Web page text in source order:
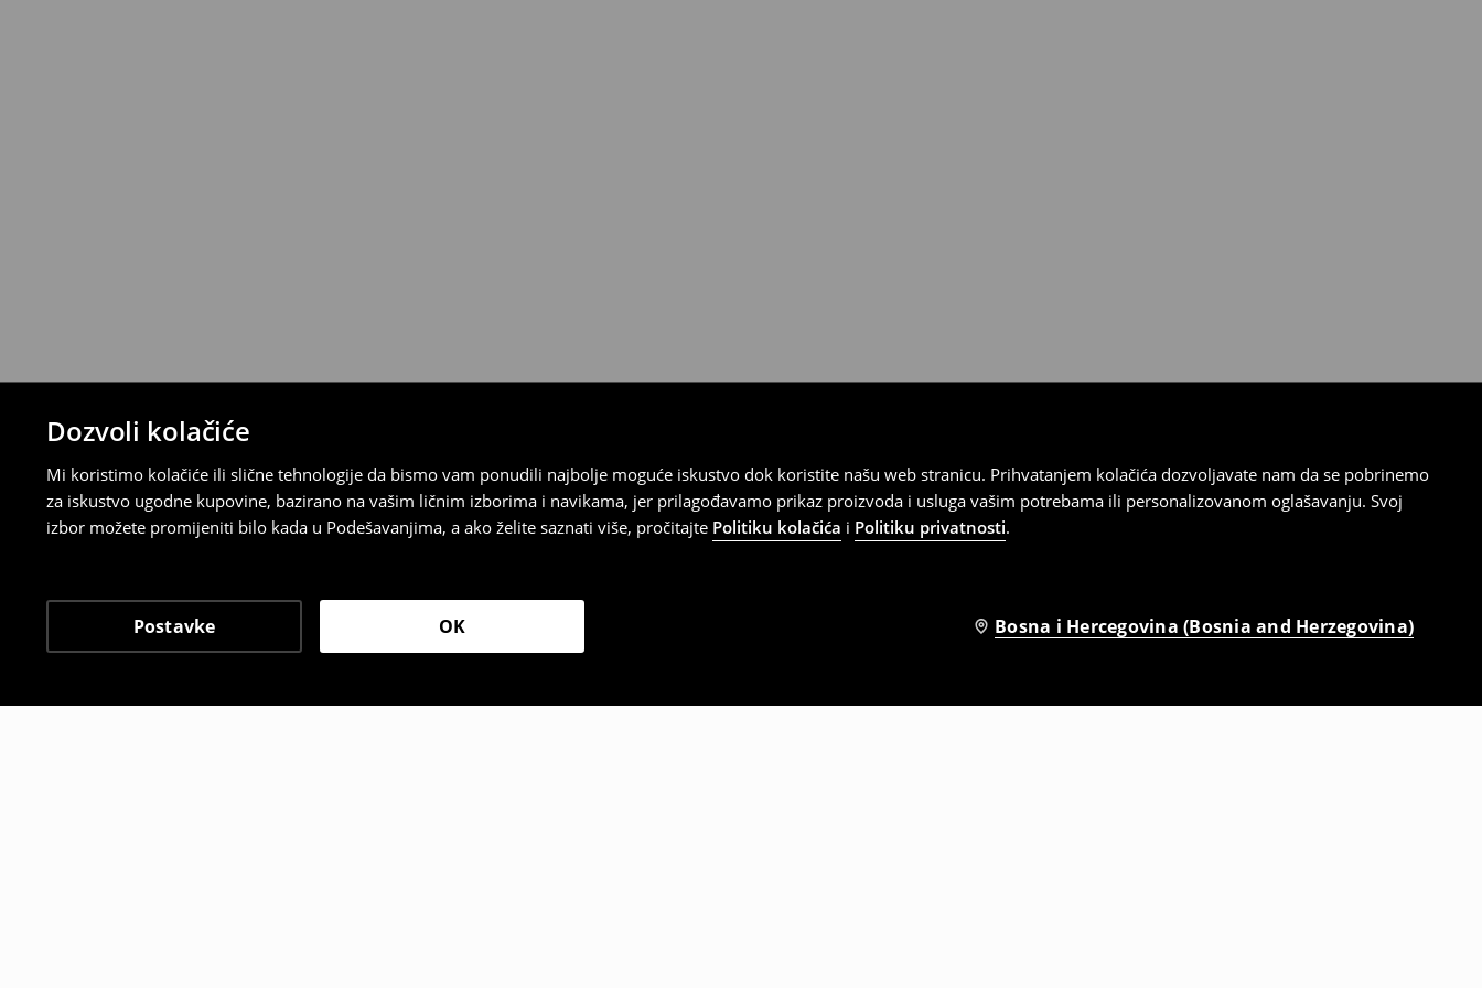
Dozvoli kolačiće
Mi koristimo kolačiće ili slične tehnologije da bismo vam ponudili najbolje moguće iskustvo dok koristite našu web stranicu. Prihvatanjem kolačića dozvoljavate nam da se pobrinemo
za iskustvo ugodne kupovine, bazirano na vašim ličnim izborima i navikama, jer prilagođavamo prikaz proizvoda i usluga vašim potrebama ili personalizovanom oglašavanju. Svoj
izbor možete promijeniti bilo kada u Podešavanjima, a ako želite saznati više, pročitajte Politiku kolačića i Politiku privatnosti.
Postavke OK Bosna i Hercegovina (Bosnia and Herzegovina)